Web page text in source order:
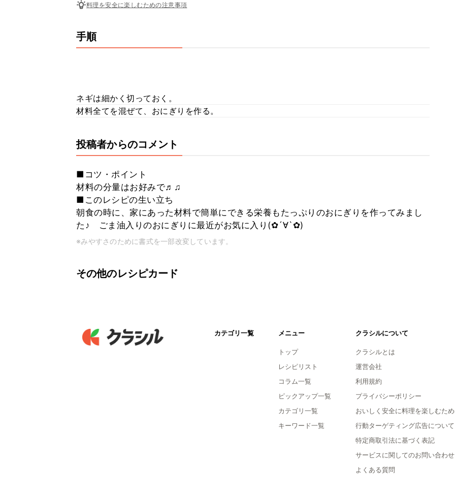
料理を安全に楽しむための注意事項
手順
ネギは細かく切っておく。
材料全てを混ぜて、おにぎりを作る。
投稿者からのコメント
■コツ・ポイント
材料の分量はお好みで♬♫
■このレシピの生い立ち
朝食の時に、家にあった材料で簡単にできる栄養もたっぷりのおにぎりを作ってみまし
た♪ ごま油入りのおにぎりに最近がお気に入り(✿´∀`✿)
※みやすさのために書式を一部改変しています。
その他のレシピカード
カテゴリ一覧 メニュー
トップ
レシピリスト
コラム一覧
ピックアップ一覧
カテゴリ一覧
キーワード一覧
クラシルについて
クラシルとは
運営会社
利用規約
プライバシーポリシー
おいしく安全に料理を楽しむため
行動ターゲティング広告について
特定商取引法に基づく表記
サービスに関してのお問い合わせ
よくある質問